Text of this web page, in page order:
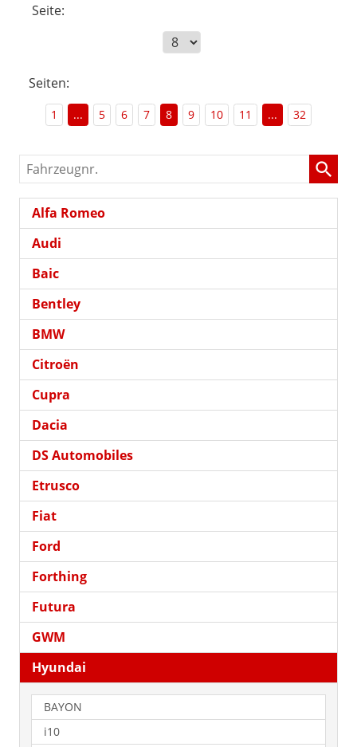
Seite:
Seiten:
1 ... 5 6 7 8 9 10 11 ... 32
Fahrzeugnr.
Alfa Romeo
Audi
Baic
Bentley
BMW
Citroën
Cupra
Dacia
DS Automobiles
Etrusco
Fiat
Ford
Forthing
Futura
GWM
Hyundai
BAYON
i10